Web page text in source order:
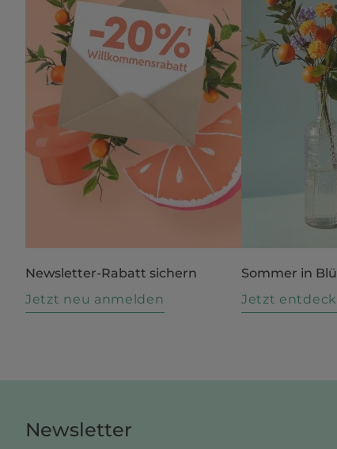
Newsletter-Rabatt sichern
Jetzt neu anmelden
Sommer in
Jetzt
Newsletter